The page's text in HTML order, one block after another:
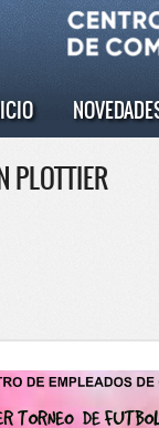
PLOTTIER